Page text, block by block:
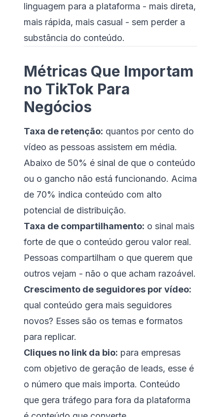
linguagem para a plataforma - mais direta,
mais rápida, mais casual - sem perder a
substância do conteúdo.
Métricas Que Importam
no TikTok Para
Negócios
Taxa de retenção: quantos por cento do
vídeo as pessoas assistem em média.
Abaixo de 50% é sinal de que o conteúdo
ou o gancho não está funcionando. Acima
de 70% indica conteúdo com alto
potencial de distribuição.
Taxa de compartilhamento: o sinal mais
forte de que o conteúdo gerou valor real.
Pessoas compartilham o que querem que
outros vejam - não o que acham razoável.
Crescimento de seguidores por vídeo:
qual conteúdo gera mais seguidores
novos? Esses são os temas e formatos
para replicar.
Cliques no link da bio: para empresas
com objetivo de geração de leads, esse é
o número que mais importa. Conteúdo
que gera tráfego para fora da plataforma